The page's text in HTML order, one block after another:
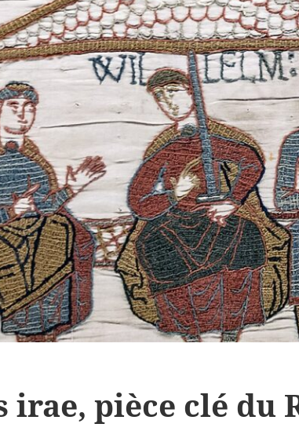
irae, pièce clé du